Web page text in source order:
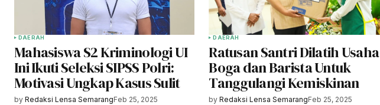
DAERAH
Mahasiswa S2 Kriminologi UI
Ini Ikuti Seleksi SIPSS Polri:
Motivasi Ungkap Kasus Sulit
by Redaksi Lensa SemarangFeb 25, 2025
DAERAH
Ratusan Santri Dilatih Usaha
Boga dan Barista Untuk
Tanggulangi Kemiskinan
by Redaksi Lensa SemarangFeb 25, 2025